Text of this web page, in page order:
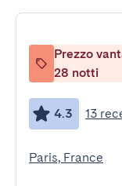
Prezzo
28 notti
4.3 13
Paris, France